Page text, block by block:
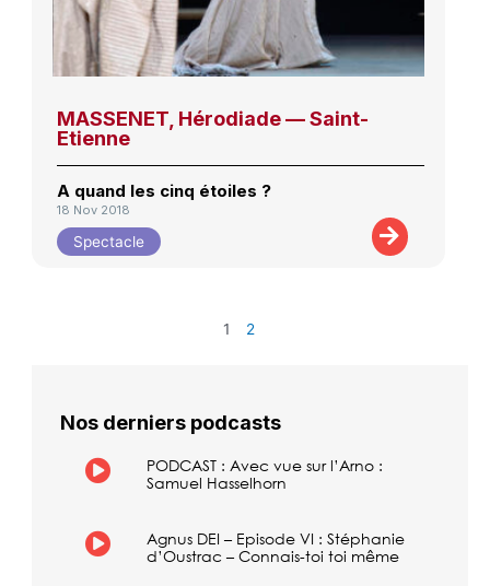
MASSENET, Hérodiade — Saint-
Etienne
A quand les cinq étoiles ?
18 Nov 2018
Spectacle
1 2
Nos derniers podcasts
PODCAST : Avec vue sur l’Arno :
Samuel Hasselhorn
Agnus DEI – Episode VI : Stéphanie
d’Oustrac – Connais-toi toi même